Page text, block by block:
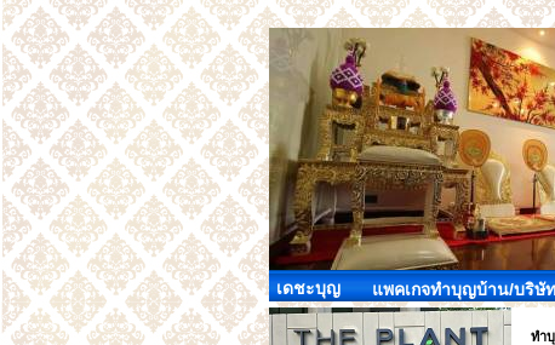
เดชะบุญ แพคเกจทำบุญบ้าน/บริษัท
ทำ